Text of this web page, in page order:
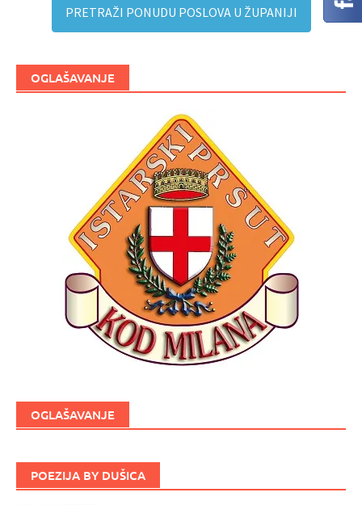
PRETRAŽI PONUDU POSLOVA U ŽUPANIJI
OGLAŠAVANJE
OGLAŠAVANJE
POEZIJA BY DUŠICA